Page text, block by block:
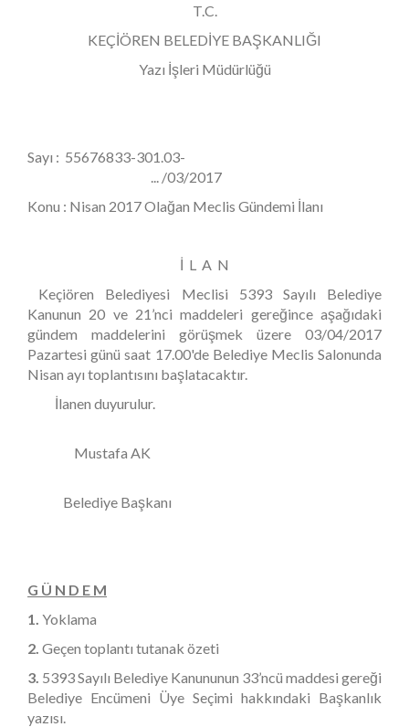
T.C.
KEÇİÖREN BELEDİYE BAŞKANLIĞI
Yazı İşleri Müdürlüğü
Sayı : 55676833-301.03-
... /03/2017
Konu : Nisan 2017 Olağan Meclis Gündemi İlanı
İ L A N
Keçiören Belediyesi Meclisi 5393 Sayılı Belediye
Kanunun 20 ve 21’nci maddeleri gereğince aşağıdaki
gündem maddelerini görüşmek üzere 03/04/2017
Pazartesi günü saat 17.00'de Belediye Meclis Salonunda
Nisan ayı toplantısını başlatacaktır.
İlanen duyurulur.
Mustafa AK
Belediye Başkanı
G Ü N D E M
1. Yoklama
2. Geçen toplantı tutanak özeti
3. 5393 Sayılı Belediye Kanununun 33’ncü maddesi gereği
Belediye Encümeni Üye Seçimi hakkındaki Başkanlık
yazısı.